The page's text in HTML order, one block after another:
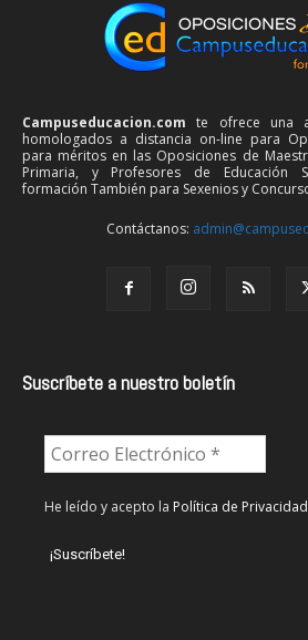
Campuseducacion.com te ofrece una
homologados a distancia on-line para
para méritos en las Oposiciones de
Primaria, y Profesores de Educación
formación También para Sexenios y
Contáctanos:
Suscríbete a nuestro boletín
He leído y acepto la Política de Privacidad